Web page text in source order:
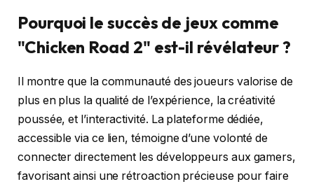
Pourquoi le succès de jeux comme
"Chicken Road 2" est-il révélateur ?
Il montre que la communauté des joueurs valorise de
plus en plus la qualité de l’expérience, la créativité
poussée, et l’interactivité. La plateforme dédiée,
accessible via ce lien, témoigne d’une volonté de
connecter directement les développeurs aux gamers,
favorisant ainsi une rétroaction précieuse pour faire